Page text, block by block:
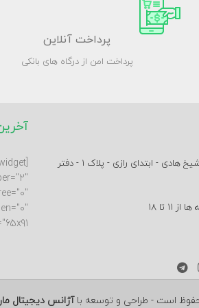
پرداخت آنلاین
پرداخت امن از درگاه های بانکی
تهران - خیابان جمهوری - تقاطع شیخ هادی - ابتدای رازی - پلاک 1 - دفتر
آژانس دیجیتال